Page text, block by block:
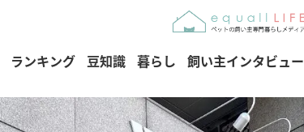
ランキング 豆知識 暮らし 飼い主インタビュー